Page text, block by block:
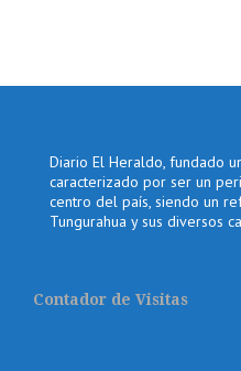
Diario El Heraldo, fundado
caracterizado por ser un
centro del país, siendo un
Tungurahua y sus diversos
Contador de Visitas